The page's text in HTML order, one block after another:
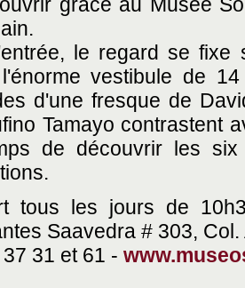
le regard se fixe
vestibule de
d'une fresque de
Tamayo contrastent
de découvrir les
tous les jours de
Saavedra # 303,
31 et 61 -